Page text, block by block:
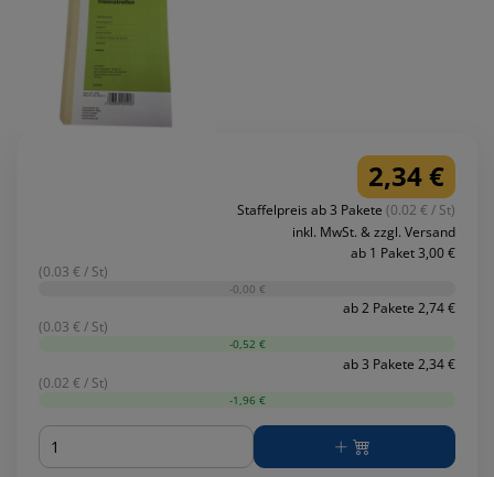
2,34 €
Staffelpreis ab 3 Pakete (0.02 € / St)
inkl. MwSt. & zzgl. Versand
ab 1 Paket 3,00 €
(0.03 € / St)
-0,00 €
ab 2 Pakete 2,74 €
(0.03 € / St)
-0,52 €
ab 3 Pakete 2,34 €
(0.02 € / St)
-1,96 €
Menge